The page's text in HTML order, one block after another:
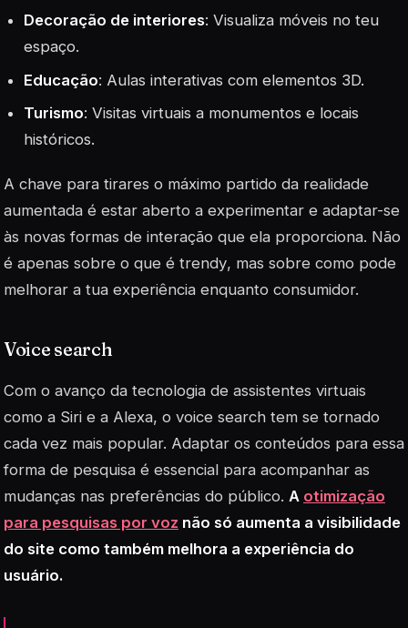
Decoração de interiores: Visualiza móveis no teu
espaço.
Educação: Aulas interativas com elementos 3D.
Turismo: Visitas virtuais a monumentos e locais
históricos.
A chave para tirares o máximo partido da realidade
aumentada é estar aberto a experimentar e adaptar-se
às novas formas de interação que ela proporciona. Não
é apenas sobre o que é trendy, mas sobre como pode
melhorar a tua experiência enquanto consumidor.
Voice search
Com o avanço da tecnologia de assistentes virtuais
como a Siri e a Alexa, o voice search tem se tornado
cada vez mais popular. Adaptar os conteúdos para essa
forma de pesquisa é essencial para acompanhar as
mudanças nas preferências do público. A otimização
para pesquisas por voz não só aumenta a visibilidade
do site como também melhora a experiência do
usuário.